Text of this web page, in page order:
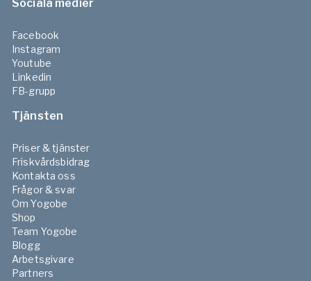
Sociala medier
Facebook
Instagram
Youtube
Linkedin
FB-grupp
Tjänsten
Priser & tjänster
Friskvårdsbidrag
Kontakta oss
Frågor & svar
Om Yogobe
Shop
Team Yogobe
Blogg
Arbetsgivare
Partners